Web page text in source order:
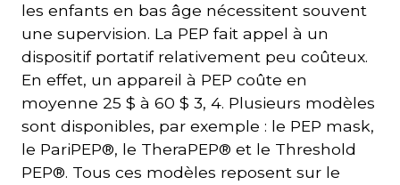
les enfants en bas âge nécessitent souvent
une supervision. La PEP fait appel à un
dispositif portatif relativement peu coûteux.
En effet, un appareil à PEP coûte en
moyenne 25 $ à 60 $ 3, 4. Plusieurs modèles
sont disponibles, par exemple : le PEP mask,
le PariPEP®, le TheraPEP® et le Threshold
PEP®. Tous ces modèles reposent sur le